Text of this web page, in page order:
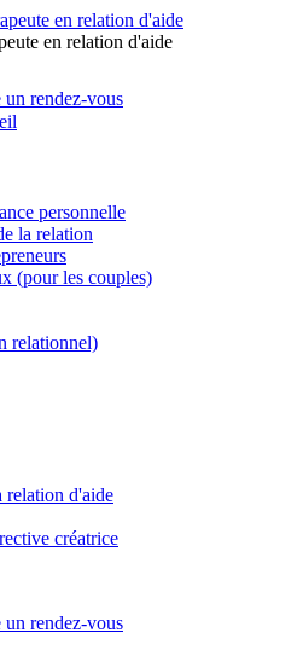
un rendez-vous
personnelle
la relation
(pour les couples)
relationnel)
relation d'aide
créatrice
un rendez-vous